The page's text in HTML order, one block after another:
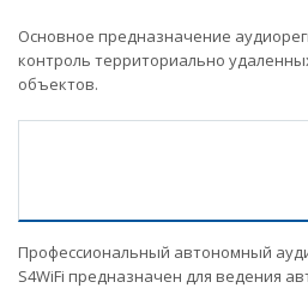
Основное предназначение
контроль территориально
объектов.
Профессиональный автономный
S4WiFi предназначен для ведения